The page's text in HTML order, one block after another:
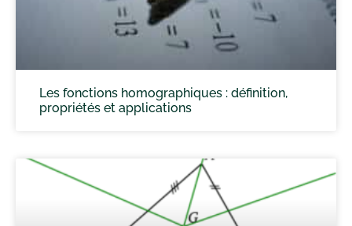
Les fonctions homographiques : définition,
propriétés et applications